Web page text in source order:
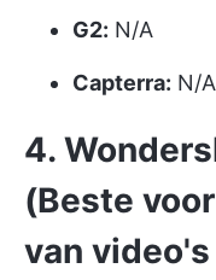
G2: N/A
Capterra: N/A
4.
(Beste
van